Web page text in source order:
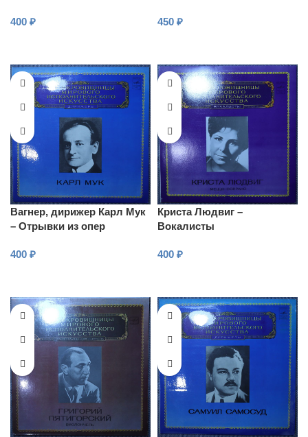
400 ₽
450 ₽
Вагнер, дирижер Карл Мук
– Отрывки из опер
400 ₽
Криста Людвиг –
Вокалисты
400 ₽